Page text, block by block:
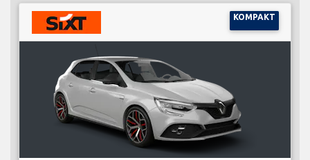
KOMPAKT